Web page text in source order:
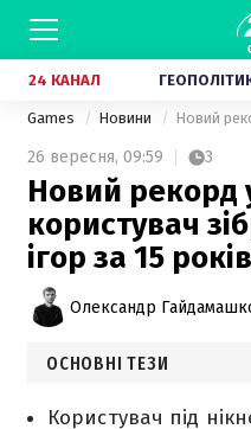
24 КАНАЛ
Games Новини
26 вересня, 09:59 3
Новий рекорд
користувач
ігор за 15 років
Олександр
ОСНОВНІ ТЕЗИ
Користувач під